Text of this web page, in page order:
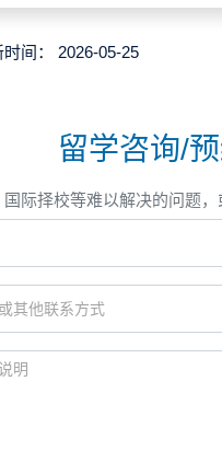
间： 2026-05-25
留学咨询/
际择校等难以解决的问题